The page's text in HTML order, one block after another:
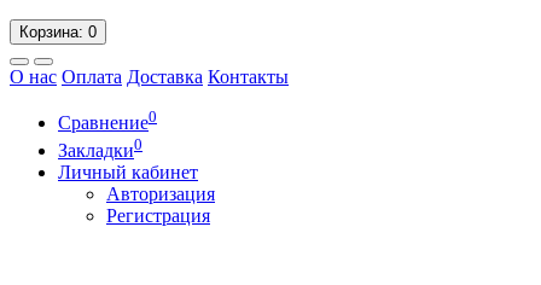
Корзина: 0
О нас Оплата Доставка Контакты
Сравнение0
Закладки0
Личный кабинет
Авторизация
Регистрация